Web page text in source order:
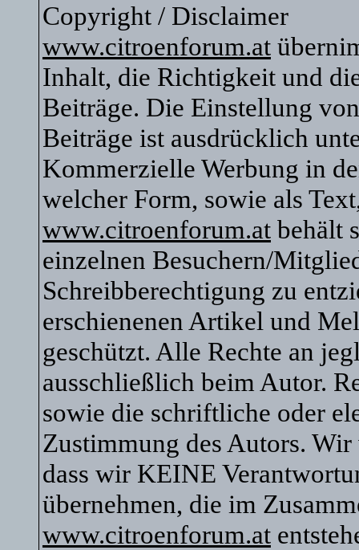
Copyright / Disclaimer
www.citroenforum.at
Inhalt, die Richtigkeit und
Beiträge. Die Einstellung
Beiträge ist ausdrücklich
Kommerzielle Werbung in
welcher Form, sowie als
www.citroenforum.at behält
einzelnen Besuchern/
Schreibberechtigung zu
erschienenen Artikel und
geschützt. Alle Rechte an
ausschließlich beim Autor.
sowie die schriftliche oder
Zustimmung des Autors.
dass wir KEINE
übernehmen, die im
www.citroenforum.at